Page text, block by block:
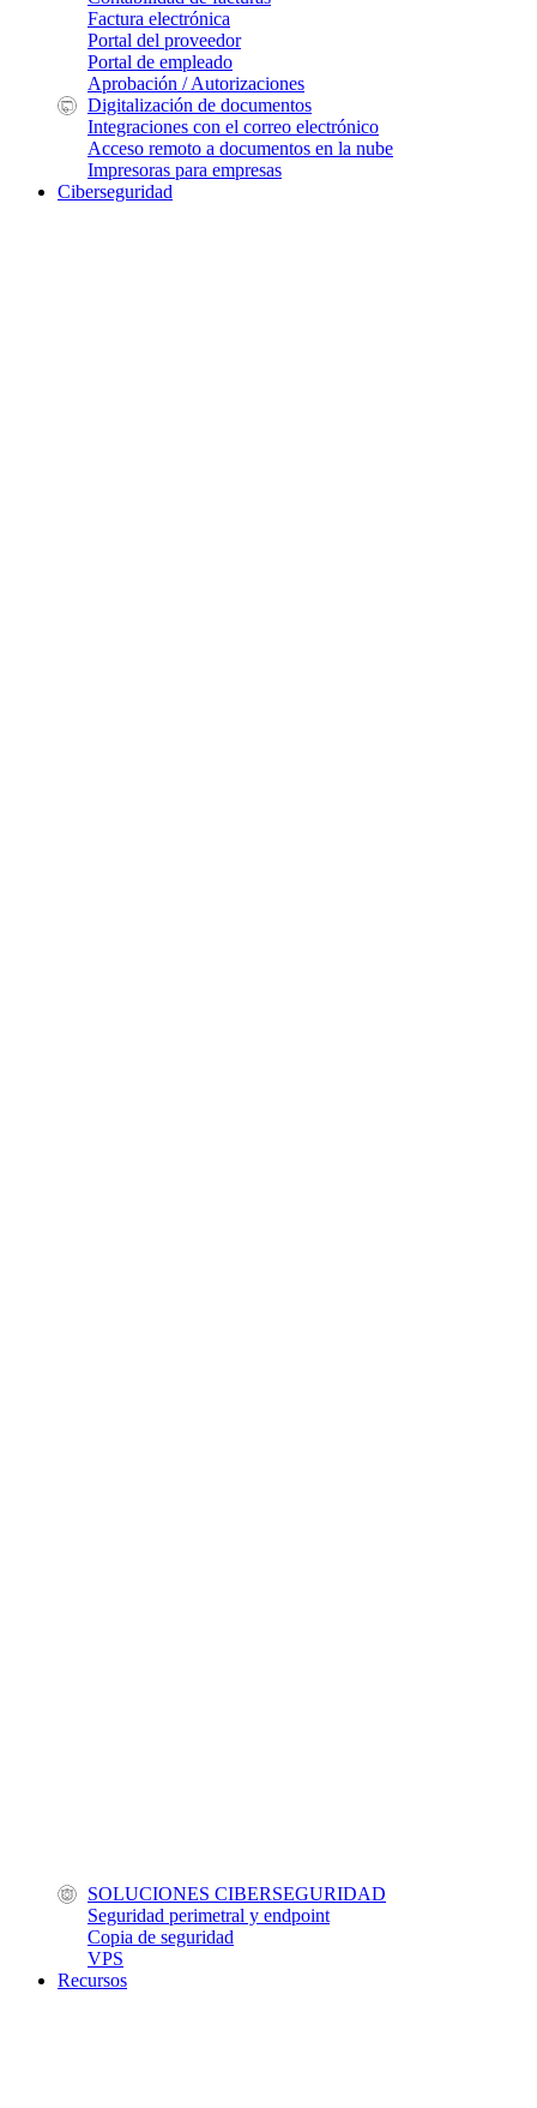
Factura electrónica
Portal del proveedor
Portal de empleado
Aprobación / Autorizaciones
Digitalización de documentos
Integraciones con el correo electrónico
Acceso remoto a documentos en la nube
Impresoras para empresas
Ciberseguridad
SOLUCIONES CIBERSEGURIDAD
Seguridad perimetral y endpoint
Copia de seguridad
VPS
Recursos